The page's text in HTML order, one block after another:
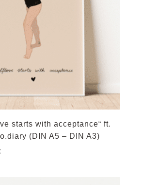
starts with acceptance“ ft.
(DIN A5 – DIN A3)
Preisspanne: